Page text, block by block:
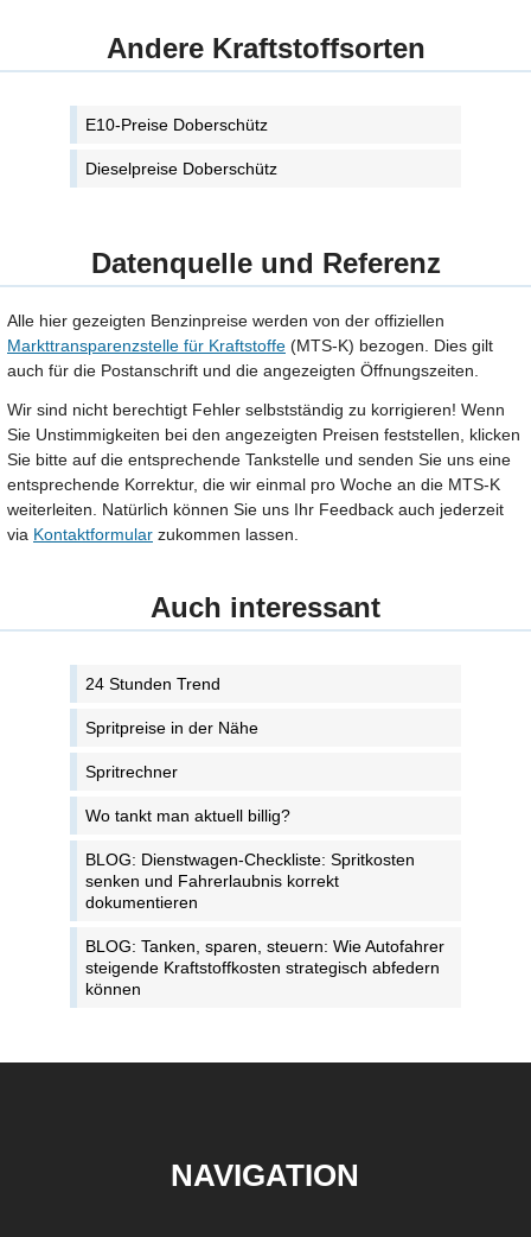
Andere Kraftstoffsorten
E10-Preise Doberschütz
Dieselpreise Doberschütz
Datenquelle und Referenz
Alle hier gezeigten Benzinpreise werden von der offiziellen
Markttransparenzstelle für Kraftstoffe (MTS-K) bezogen. Dies gilt
auch für die Postanschrift und die angezeigten Öffnungszeiten.
Wir sind nicht berechtigt Fehler selbstständig zu korrigieren! Wenn
Sie Unstimmigkeiten bei den angezeigten Preisen feststellen, klicken
Sie bitte auf die entsprechende Tankstelle und senden Sie uns eine
entsprechende Korrektur, die wir einmal pro Woche an die MTS-K
weiterleiten. Natürlich können Sie uns Ihr Feedback auch jederzeit
via Kontaktformular zukommen lassen.
Auch interessant
24 Stunden Trend
Spritpreise in der Nähe
Spritrechner
Wo tankt man aktuell billig?
BLOG: Dienstwagen-Checkliste: Spritkosten
senken und Fahrerlaubnis korrekt
dokumentieren
BLOG: Tanken, sparen, steuern: Wie Autofahrer
steigende Kraftstoffkosten strategisch abfedern
können
NAVIGATION